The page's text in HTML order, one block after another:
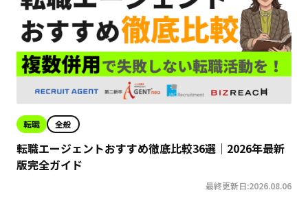
転職 全般
転職エージェントおすすめ徹底比較36選｜2026年最新
版完全ガイド
最終更新日:2026.08.06